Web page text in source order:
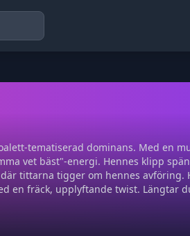
tematiserad dominans. Med en
vet bäst"-energi. Hennes klipp
tittarna tigger om hennes avföring.
en fräck, upplyftande twist. Längtar